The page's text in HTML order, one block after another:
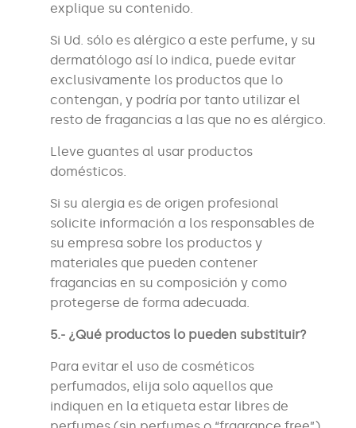
explique su contenido.
Si Ud. sólo es alérgico a este perfume, y su
dermatólogo así lo indica, puede evitar
exclusivamente los productos que lo
contengan, y podría por tanto utilizar el
resto de fragancias a las que no es alérgico.
Lleve guantes al usar productos
domésticos.
Si su alergia es de origen profesional
solicite información a los responsables de
su empresa sobre los productos y
materiales que pueden contener
fragancias en su composición y como
protegerse de forma adecuada.
5.- ¿Qué productos lo pueden substituir?
Para evitar el uso de cosméticos
perfumados, elija solo aquellos que
indiquen en la etiqueta estar libres de